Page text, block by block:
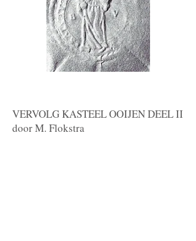
VERVOLG KASTEEL OOIJEN DEEL II
door M. Flokstra